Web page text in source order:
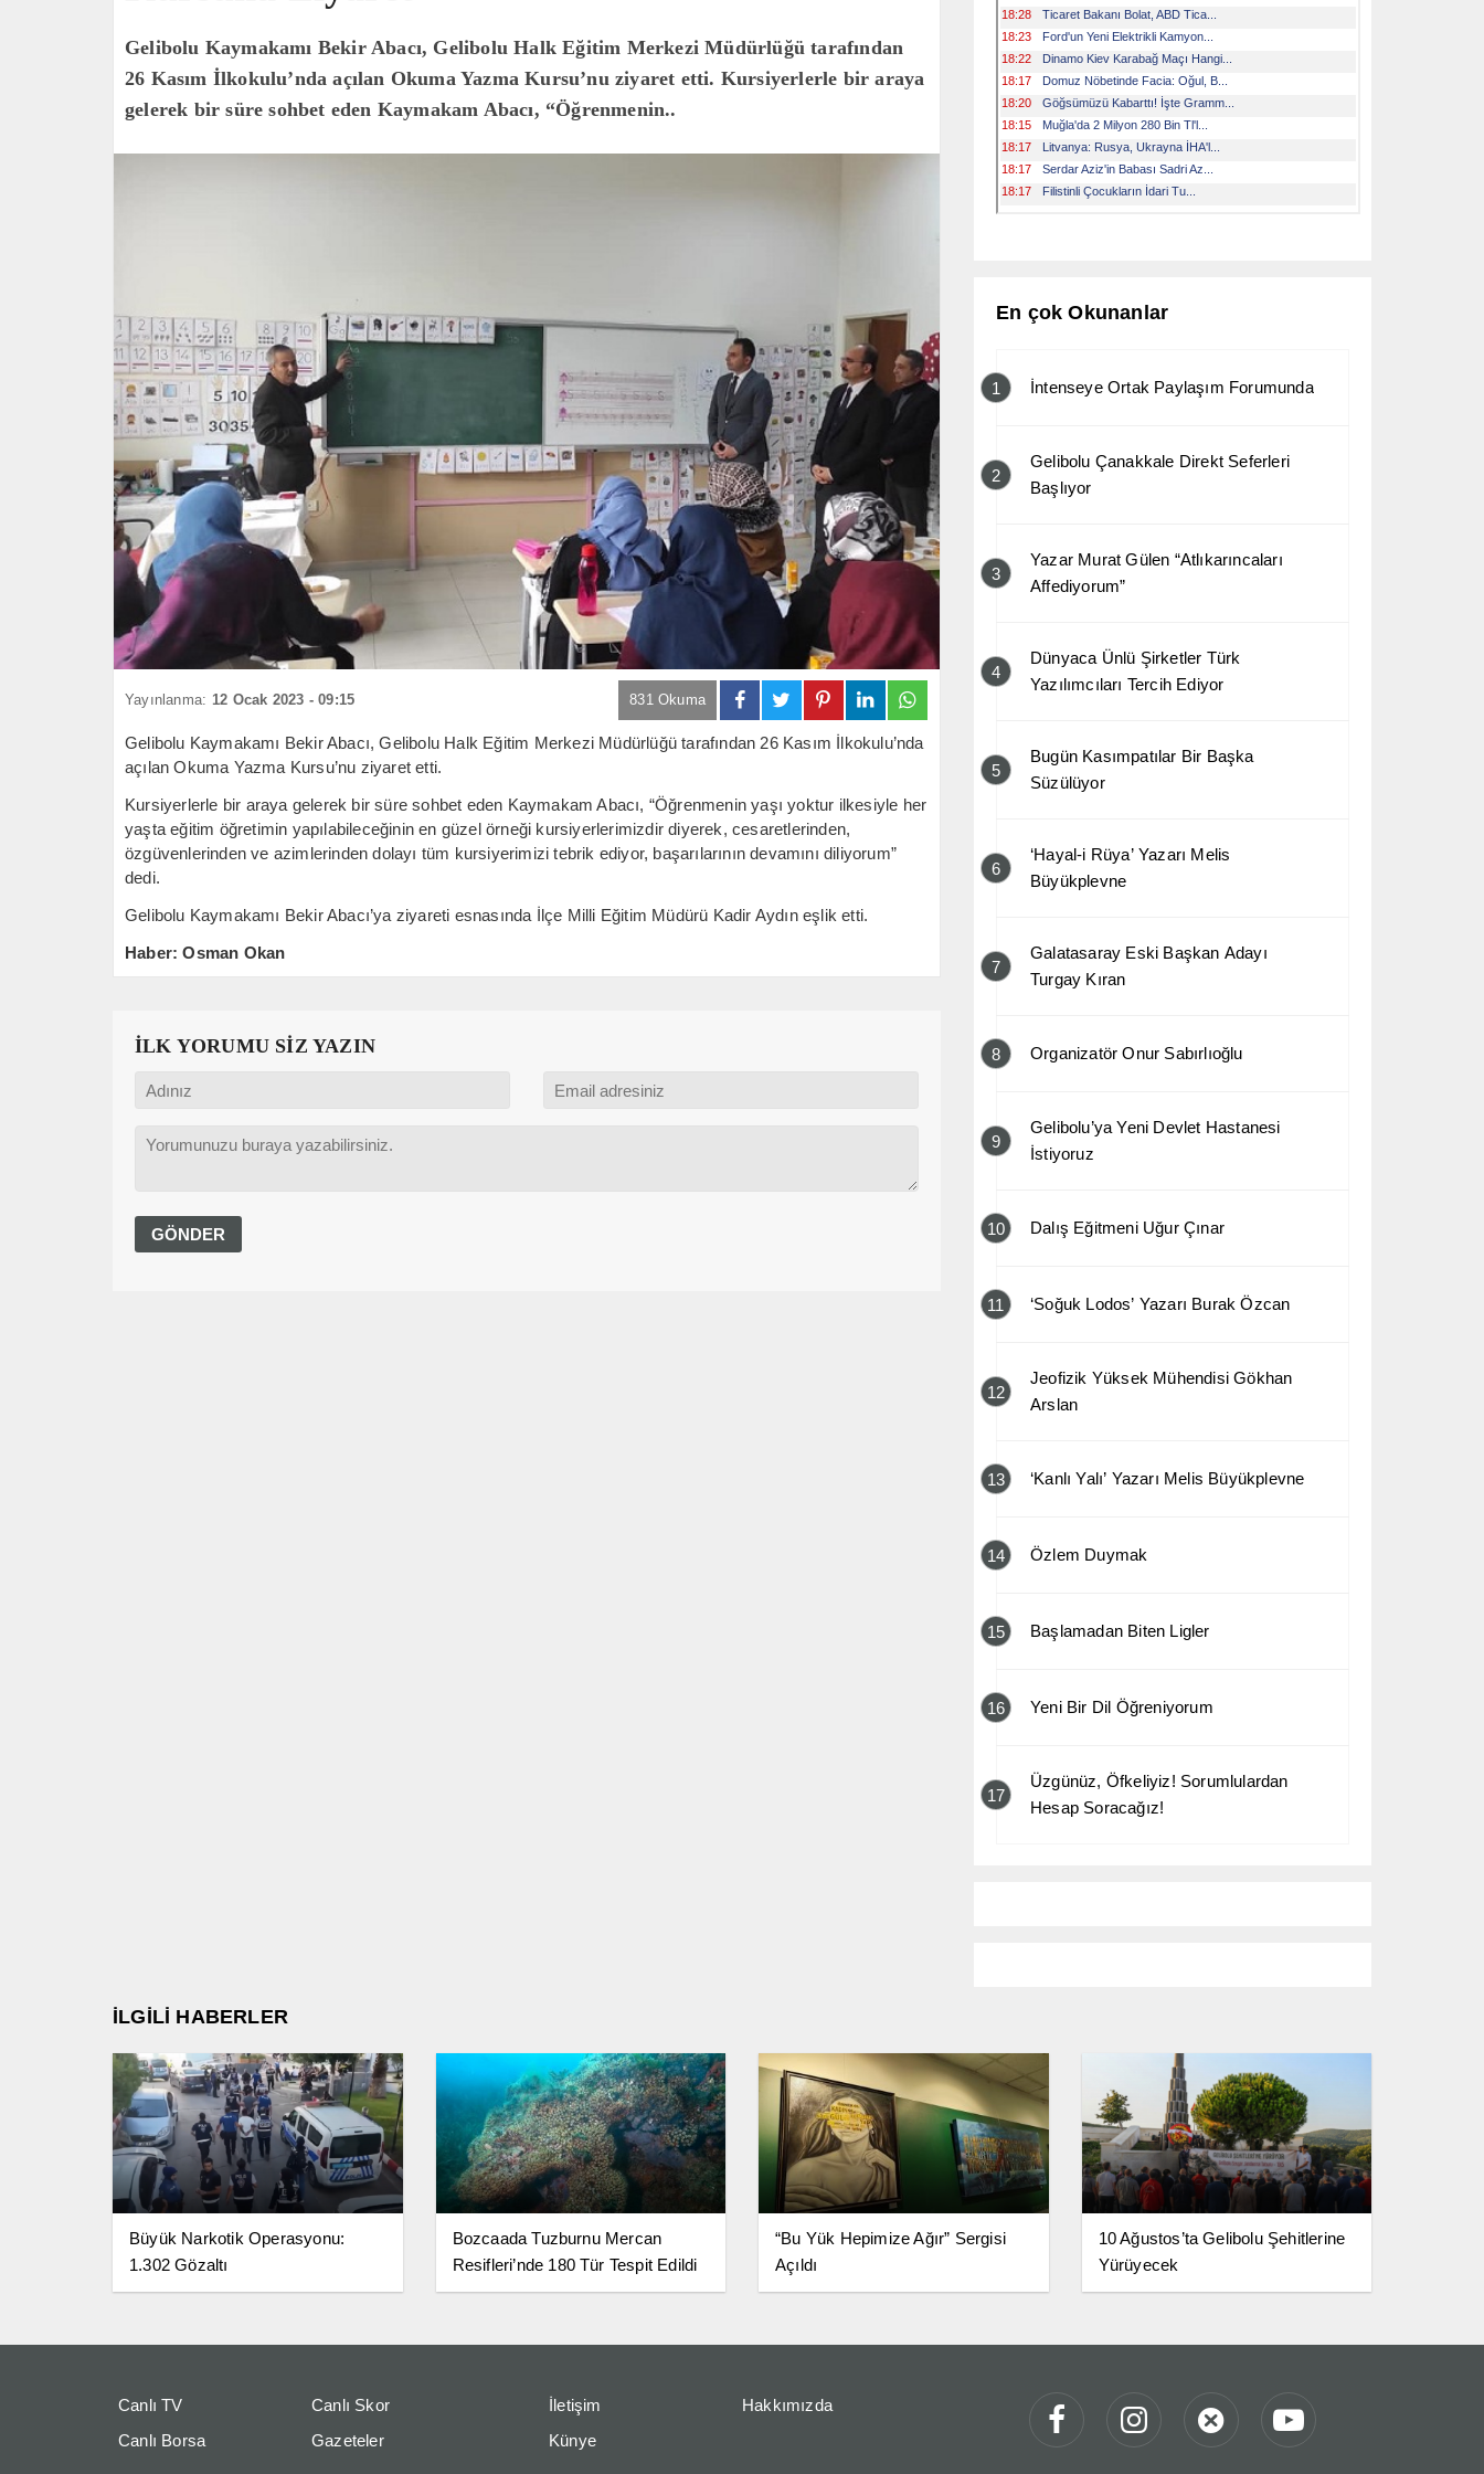
Gelibolu Kaymakamı Bekir Abacı, Gelibolu Halk Eğitim Merkezi Müdürlüğü tarafından
26 Kasım İlkokulu’nda açılan Okuma Yazma Kursu’nu ziyaret etti. Kursiyerlerle bir araya
gelerek bir süre sohbet eden Kaymakam Abacı, “Öğrenmenin..
Yayınlanma: 12 Ocak 2023 - 09:15 831 Okuma
Gelibolu Kaymakamı Bekir Abacı, Gelibolu Halk Eğitim Merkezi Müdürlüğü tarafından 26 Kasım İlkokulu’nda
açılan Okuma Yazma Kursu’nu ziyaret etti.
Kursiyerlerle bir araya gelerek bir süre sohbet eden Kaymakam Abacı, “Öğrenmenin yaşı yoktur ilkesiyle her
yaşta eğitim öğretimin yapılabileceğinin en güzel örneği kursiyerlerimizdir diyerek, cesaretlerinden,
özgüvenlerinden ve azimlerinden dolayı tüm kursiyerimizi tebrik ediyor, başarılarının devamını diliyorum”
dedi.
Gelibolu Kaymakamı Bekir Abacı’ya ziyareti esnasında İlçe Milli Eğitim Müdürü Kadir Aydın eşlik etti.
Haber: Osman Okan
İLK YORUMU SİZ YAZIN
En çok Okunanlar
1 İntenseye Ortak Paylaşım Forumunda
2
Gelibolu Çanakkale Direkt Seferleri
Başlıyor
3
Yazar Murat Gülen “Atlıkarıncaları
Affediyorum”
4
Dünyaca Ünlü Şirketler Türk
Yazılımcıları Tercih Ediyor
5
Bugün Kasımpatılar Bir Başka
Süzülüyor
6
‘Hayal-i Rüya’ Yazarı Melis
Büyükplevne
7
Galatasaray Eski Başkan Adayı
Turgay Kıran
8 Organizatör Onur Sabırlıoğlu
9
Gelibolu’ya Yeni Devlet Hastanesi
İstiyoruz
10 Dalış Eğitmeni Uğur Çınar
11 ‘Soğuk Lodos’ Yazarı Burak Özcan
12
Jeofizik Yüksek Mühendisi Gökhan
Arslan
13 ‘Kanlı Yalı’ Yazarı Melis Büyükplevne
14 Özlem Duymak
15 Başlamadan Biten Ligler
16 Yeni Bir Dil Öğreniyorum
17
Üzgünüz, Öfkeliyiz! Sorumlulardan
Hesap Soracağız!
İLGİLİ HABERLER
Büyük Narkotik Operasyonu:
1.302 Gözaltı
Bozcaada Tuzburnu Mercan
Resifleri’nde 180 Tür Tespit Edildi
“Bu Yük Hepimize Ağır” Sergisi
Açıldı
10 Ağustos’ta Gelibolu Şehitlerine
Yürüyecek
Canlı TV
Canlı Skor
Canlı Borsa
Gazeteler
İletişim
Hakkımızda
Künye